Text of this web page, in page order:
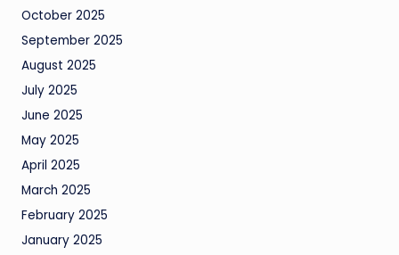
October 2025
September 2025
August 2025
July 2025
June 2025
May 2025
April 2025
March 2025
February 2025
January 2025